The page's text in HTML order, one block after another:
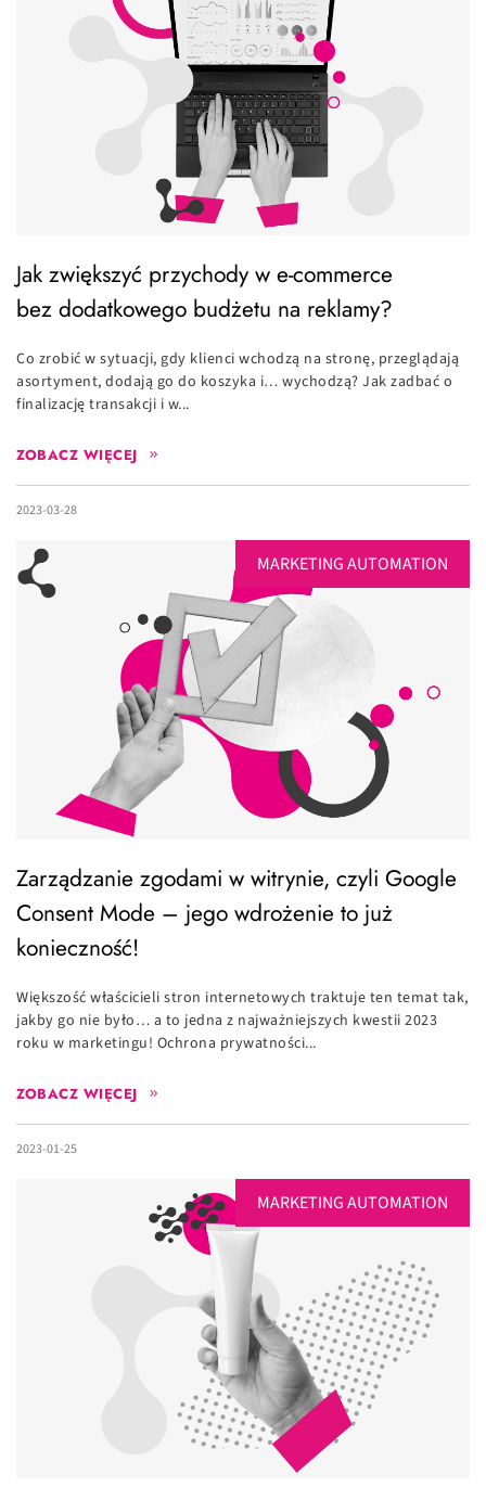
Jak zwiększyć przychody w e-commerce
bez dodatkowego budżetu na reklamy?
Co zrobić w sytuacji, gdy klienci wchodzą na stronę, przeglądają
asortyment, dodają go do koszyka i… wychodzą? Jak zadbać o
finalizację transakcji i w...
ZOBACZ WIĘCEJ
2023-03-28
MARKETING AUTOMATION
Zarządzanie zgodami w witrynie, czyli Google
Consent Mode – jego wdrożenie to już
konieczność!
Większość właścicieli stron internetowych traktuje ten temat tak,
jakby go nie było… a to jedna z najważniejszych kwestii 2023
roku w marketingu! Ochrona prywatności...
ZOBACZ WIĘCEJ
2023-01-25
MARKETING AUTOMATION